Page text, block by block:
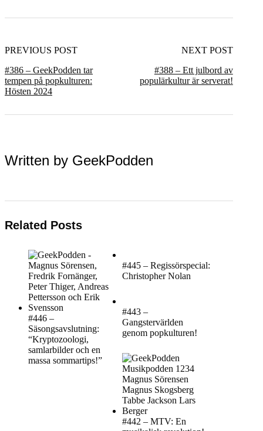
PREVIOUS POST
#386 – GeekPodden tar
tempen på popkulturen:
Hösten 2024
NEXT POST
#388 – Ett julbord av
populärkultur är serverat!
Written by GeekPodden
Related Posts
#446 –
Säsongsavslutning:
“Kryptozoologi,
samlarbilder och en
massa sommartips!”
#445 – Regissörspecial:
Christopher Nolan
#443 –
Gangstervärlden
genom popkulturen!
#442 – MTV: En